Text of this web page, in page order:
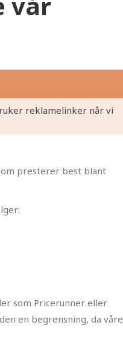
reklamelinker når vi
presterer best blant
som Pricerunner eller
en begrensning, da våre